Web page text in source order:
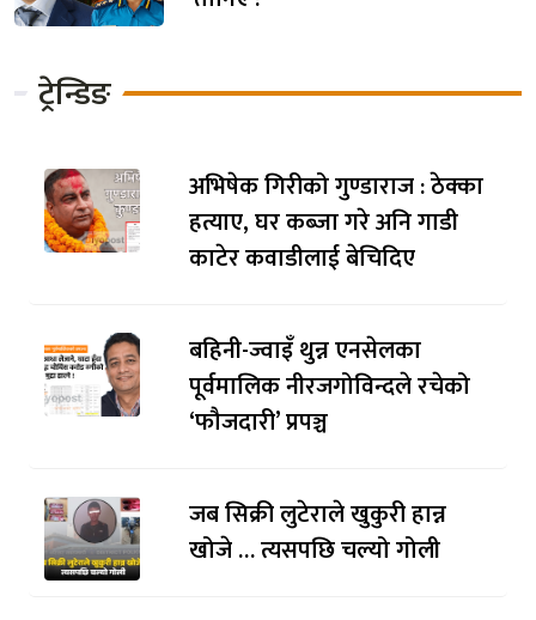
ट्रेन्डिङ
अभिषेक गिरीको गुण्डाराज : ठेक्का
हत्याए, घर कब्जा गरे अनि गाडी
काटेर कवाडीलाई बेचिदिए
बहिनी-ज्वाइँ थुन्न एनसेलका
पूर्वमालिक नीरजगोविन्दले रचेको
‘फौजदारी’ प्रपञ्च
जब सिक्री लुटेराले खुकुरी हान्न
खोजे … त्यसपछि चल्यो गोली